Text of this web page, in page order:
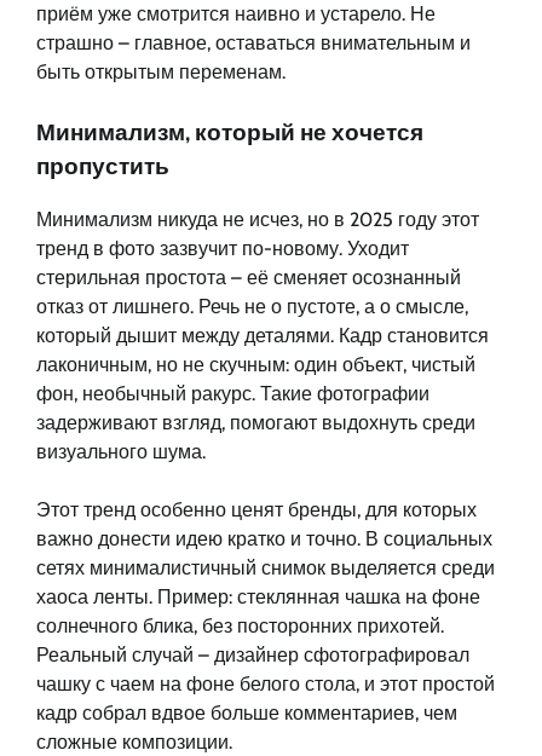
приём уже смотрится наивно и устарело. Не
страшно – главное, оставаться внимательным и
быть открытым переменам.
Минимализм, который не хочется
пропустить
Минимализм никуда не исчез, но в 2025 году этот
тренд в фото зазвучит по-новому. Уходит
стерильная простота – её сменяет осознанный
отказ от лишнего. Речь не о пустоте, а о смысле,
который дышит между деталями. Кадр становится
лаконичным, но не скучным: один объект, чистый
фон, необычный ракурс. Такие фотографии
задерживают взгляд, помогают выдохнуть среди
визуального шума.
Этот тренд особенно ценят бренды, для которых
важно донести идею кратко и точно. В социальных
сетях минималистичный снимок выделяется среди
хаоса ленты. Пример: стеклянная чашка на фоне
солнечного блика, без посторонних прихотей.
Реальный случай – дизайнер сфотографировал
чашку с чаем на фоне белого стола, и этот простой
кадр собрал вдвое больше комментариев, чем
сложные композиции.